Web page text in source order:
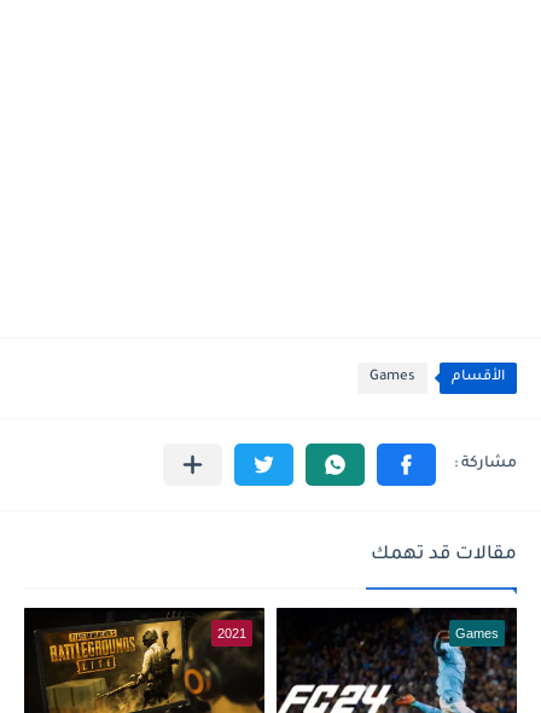
الأقسام Games
مقالات قد تهمك
Games
2021